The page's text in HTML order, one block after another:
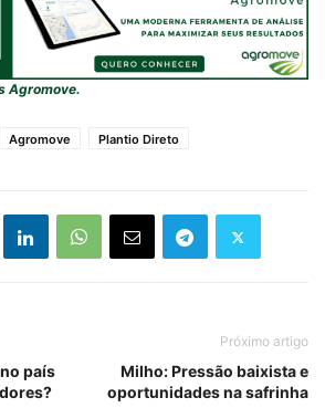
Agromove.
Agromove Plantio Direto
país
Próximo artigo
Milho: Pressão baixista e
oportunidades na safrinha